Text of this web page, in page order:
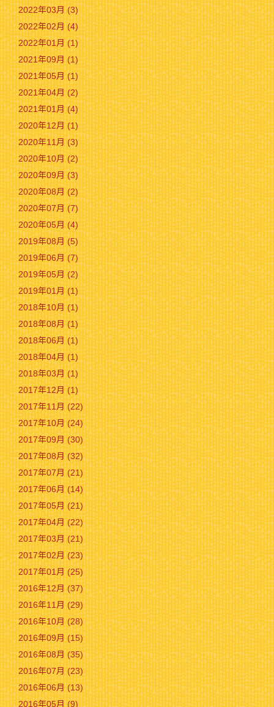
2022年03月 (3)
2022年02月 (4)
2022年01月 (1)
2021年09月 (1)
2021年05月 (1)
2021年04月 (2)
2021年01月 (4)
2020年12月 (1)
2020年11月 (3)
2020年10月 (2)
2020年09月 (3)
2020年08月 (2)
2020年07月 (7)
2020年05月 (4)
2019年08月 (5)
2019年06月 (7)
2019年05月 (2)
2019年01月 (1)
2018年10月 (1)
2018年08月 (1)
2018年06月 (1)
2018年04月 (1)
2018年03月 (1)
2017年12月 (1)
2017年11月 (22)
2017年10月 (24)
2017年09月 (30)
2017年08月 (32)
2017年07月 (21)
2017年06月 (14)
2017年05月 (21)
2017年04月 (22)
2017年03月 (21)
2017年02月 (23)
2017年01月 (25)
2016年12月 (37)
2016年11月 (29)
2016年10月 (28)
2016年09月 (15)
2016年08月 (35)
2016年07月 (23)
2016年06月 (13)
2016年05月 (9)